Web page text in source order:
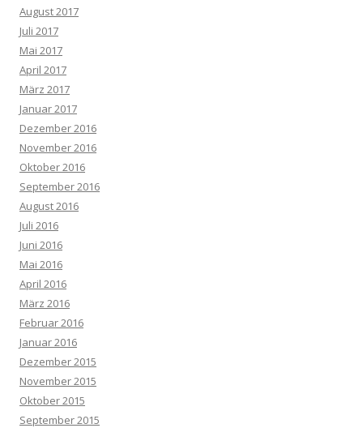
August 2017
Juli 2017
Mai 2017
April 2017
März 2017
Januar 2017
Dezember 2016
November 2016
Oktober 2016
September 2016
August 2016
Juli 2016
Juni 2016
Mai 2016
April 2016
März 2016
Februar 2016
Januar 2016
Dezember 2015
November 2015
Oktober 2015
September 2015